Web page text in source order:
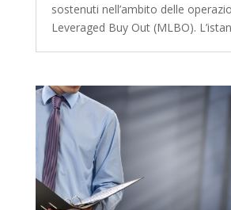
sostenuti nell’ambito delle
Leveraged Buy Out (MLBO).